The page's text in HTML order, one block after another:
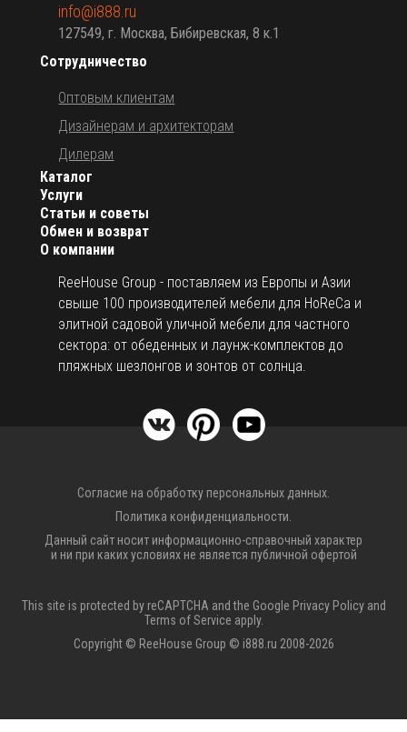
О компании
ReeHouse Group - поставляем из Европы и Азии
свыше 100 производителей мебели для HoReCa и
элитной садовой уличной мебели для частного
сектора: от обеденных и лаунж-комплектов до
пляжных шезлонгов и зонтов от солнца.
Каталог
Услуги
Статьи и советы
Обмен и возврат
Сотрудничество
Оптовым клиентам
Дизайнерам и архитекторам
Дилерам
info@i888.ru
127549, г. Москва, Бибиревская, 8 к.1
Согласие на обработку персональных данных.
Политика конфиденциальности.
Данный сайт носит информационно-справочный характер
и ни при каких условиях не является публичной офертой
This site is protected by reCAPTCHA and the Google Privacy Policyand
Terms of Service apply.
Copyright © ReeHouse Group © i888.ru 2008-2026